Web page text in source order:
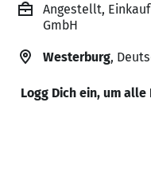
Angestellt,
GmbH
Westerburg,
Logg Dich ein, um alle